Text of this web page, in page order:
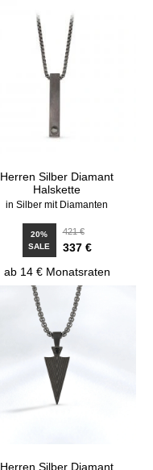
Herren Silber Diamant
Halskette
in Silber mit Diamanten
20%
SALE
421 €
337 €
ab 14 € Monatsraten
Herren Silber Diamant